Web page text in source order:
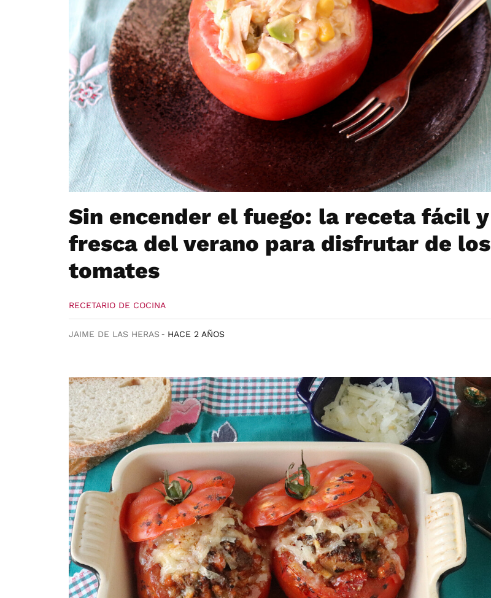
Sin encender el fuego: la receta fácil y
fresca del verano para disfrutar de los
tomates
RECETARIO DE COCINA
JAIME DE LAS HERAS HACE 2 AÑOS